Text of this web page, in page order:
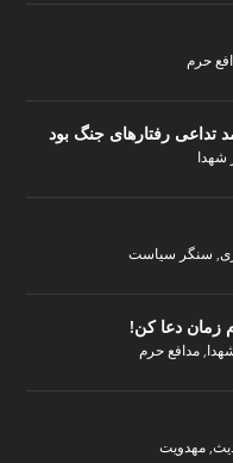
حرم
تداعی رفتارهای جنگ بود
شهدا
, سنگر سیاست
زمان دعا کن!
,مدافع حرم
,مهدویت